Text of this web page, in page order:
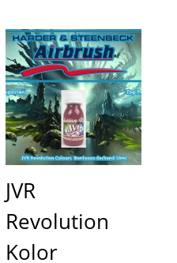
JVR
Revolution
Kolor